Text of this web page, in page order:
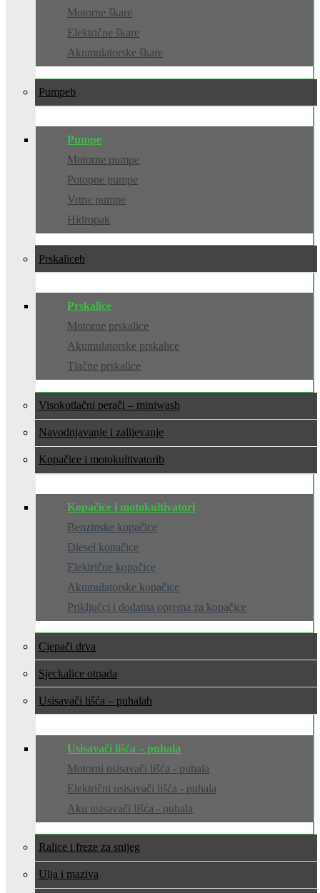
Motorne škare
Električne škare
Akumulatorske škare
Pumpe
Pumpe
Motorne pumpe
Potopne pumpe
Vrtne pumpe
Hidropak
Prskalice
Prskalice
Motorne prskalice
Akumulatorske prskalice
Tlačne prskalice
Visokotlačni perači – miniwash
Navodnjavanje i zalijevanje
Kopačice i motokultivatori
Kopačice i motokultivatori
Benzinske kopačice
Diesel kopačice
Električne kopačice
Akumulatorske kopačice
Priključci i dodatna oprema za kopačice
Cjepači drva
Sjeckalice otpada
Usisavači lišća – puhala
Usisavači lišća – puhala
Motorni usisavači lišća - puhala
Električni usisavači lišća - puhala
Aku usisavači lišća - puhala
Ralice i freze za snijeg
Ulja i maziva